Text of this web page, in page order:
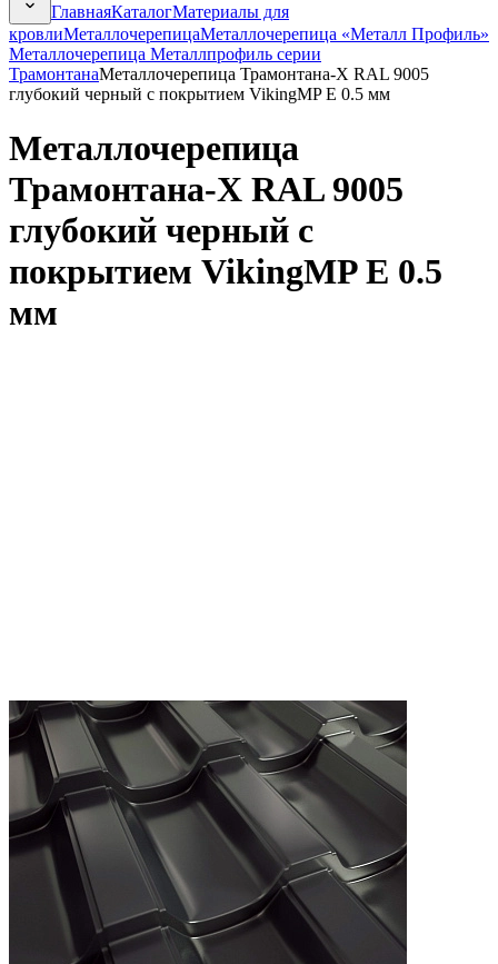
ГлавнаяКаталогМатериалы для
кровлиМеталлочерепицаМеталлочерепица «Металл Профиль»
Металлочерепица Металлпрофиль серии
ТрамонтанаМеталлочерепица Трамонтана-X RAL 9005
глубокий черный с покрытием VikingMP E 0.5 мм
Металлочерепица
Трамонтана-X RAL 9005
глубокий черный с
покрытием VikingMP E 0.5
мм